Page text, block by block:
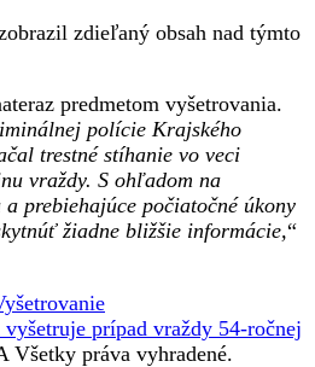
zdieľaný obsah nad týmto
predmetom vyšetrovania.
polície Krajského
trestné stíhanie vo veci
vraždy. S ohľadom na
prebiehajúce počiatočné úkony
žiadne bližšie informácie,“
prípad vraždy 54-ročnej
Všetky práva vyhradené.